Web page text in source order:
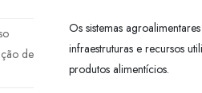
Os sistemas
infraestruturas e recursos
produtos alimentícios.
de